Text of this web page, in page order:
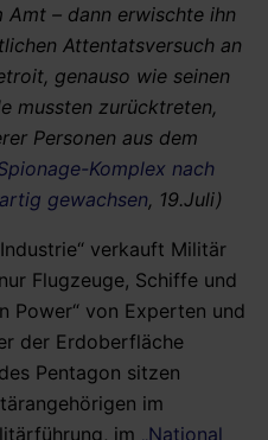
Amt – dann erwischte ihn
Attentatsversuch an
genauso wie seinen
mussten zurücktreten,
Personen aus dem
Komplex nach
gewachsen, 19.Juli)
verkauft Militär
Flugzeuge, Schiffe und
Power“ von Experten und
der Erdoberfläche
Pentagon sitzen
im
im „National